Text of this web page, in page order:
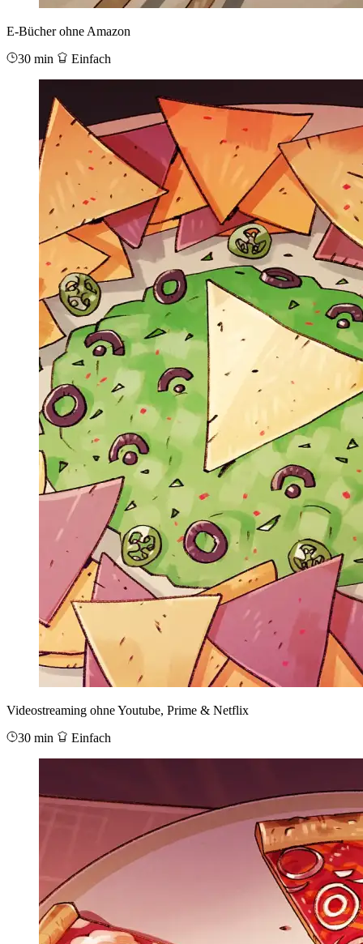
E-Bücher ohne Amazon
30 min
Einfach
Videostreaming ohne Youtube, Prime & Netflix
30 min
Einfach